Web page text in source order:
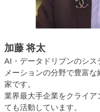
加藤 将太
AI・データドリブンのシ
メーションの分野で豊富
家です。
業界最大手企業をクライア
ても活動しています。